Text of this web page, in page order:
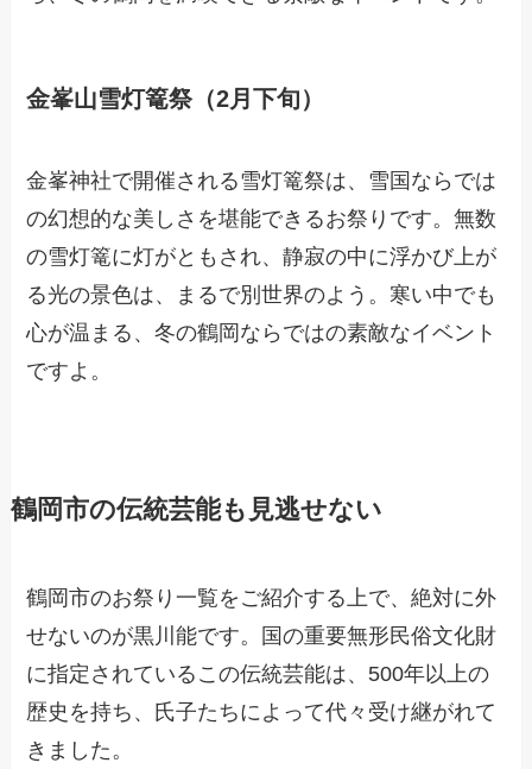
金峯山雪灯篭祭（2月下旬）
金峯神社で開催される雪灯篭祭は、雪国ならでは
の幻想的な美しさを堪能できるお祭りです。無数
の雪灯篭に灯がともされ、静寂の中に浮かび上が
る光の景色は、まるで別世界のよう。寒い中でも
心が温まる、冬の鶴岡ならではの素敵なイベント
ですよ。
鶴岡市の伝統芸能も見逃せない
鶴岡市のお祭り一覧をご紹介する上で、絶対に外
せないのが黒川能です。国の重要無形民俗文化財
に指定されているこの伝統芸能は、500年以上の
歴史を持ち、氏子たちによって代々受け継がれて
きました。